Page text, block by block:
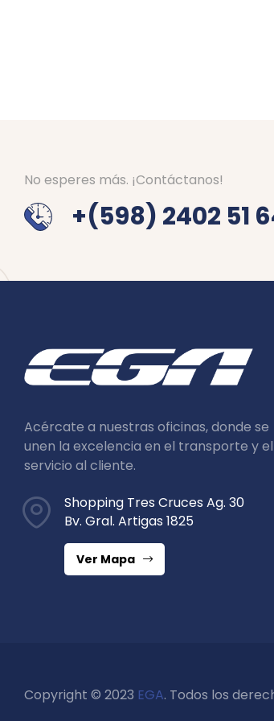
No esperes más. ¡Contáctanos!
+(598) 2402 51
Acércate a nuestras oficinas, donde se
unen la excelencia en el transporte y el
servicio al cliente.
Shopping Tres Cruces Ag. 30
Bv. Gral. Artigas 1825
Ver Mapa
Copyright © 2023 EGA. Todos los